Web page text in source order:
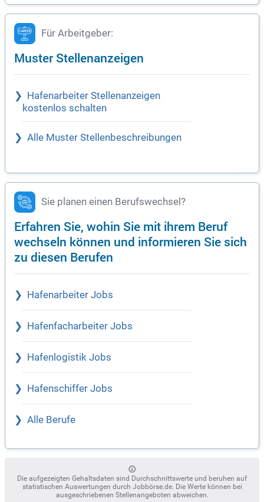
Für Arbeitgeber:
Muster Stellenanzeigen
Hafenarbeiter Stellenanzeigen
kostenlos schalten
Alle Muster Stellenbeschreibungen
Sie planen einen Berufswechsel?
Erfahren Sie, wohin Sie mit ihrem Beruf
wechseln können und informieren Sie sich
zu diesen Berufen
Hafenarbeiter Jobs
Hafenfacharbeiter Jobs
Hafenlogistik Jobs
Hafenschiffer Jobs
Alle Berufe
Die aufgezeigten Gehaltsdaten sind Durchschnittswerte und beruhen auf
statistischen Auswertungen durch Jobbörse.de. Die Werte können bei
ausgeschriebenen Stellenangeboten abweichen.